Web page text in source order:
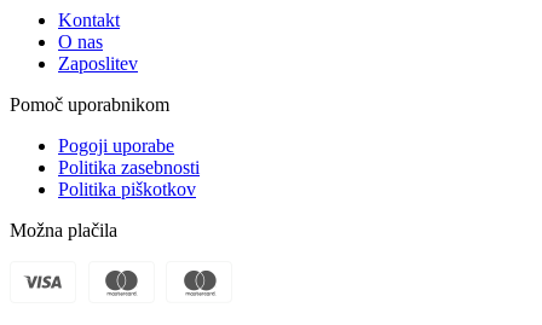
Kontakt
O nas
Zaposlitev
Pomoč uporabnikom
Pogoji uporabe
Politika zasebnosti
Politika piškotkov
Možna plačila